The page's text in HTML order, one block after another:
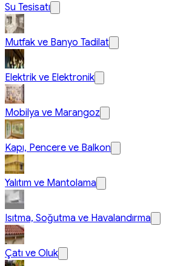
Su Tesisatı
Mutfak ve Banyo Tadilat
Elektrik ve Elektronik
Mobilya ve Marangoz
Kapı, Pencere ve Balkon
Yalıtım ve Mantolama
Isıtma, Soğutma ve Havalandırma
Çatı ve Oluk